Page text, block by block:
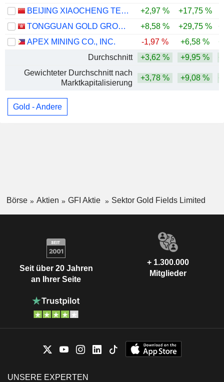
BEIJING XIAOCHENG TECHNOLOGY STOCK CO., LTD
+2,97 % +17,75 %
TONGGUAN GOLD GROUP LIMITED
+8,58 % +29,75 %
APEX MINING CO., INC.
-1,97 % +6,58 %
Durchschnitt
+3,62 % +9,95 %
Gewichteter Durchschnitt nach
Marktkapitalisierung
+3,78 % +9,08 %
Gold - Andere
Börse Aktien GFI Aktie Sektor Gold Fields Limited
Seit über 20 Jahren
an Ihrer Seite
+ 1.300.000
Mitglieder
UNSERE EXPERTEN